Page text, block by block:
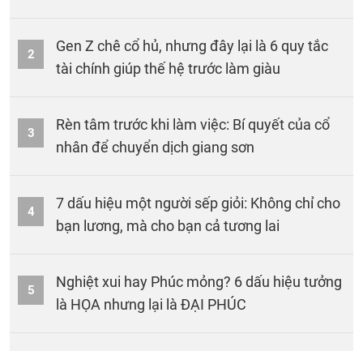
2
Gen Z chê cổ hủ, nhưng đây lại là 6 quy tắc
tài chính giúp thế hệ trước làm giàu
3
Rèn tâm trước khi làm việc: Bí quyết của cổ
nhân để chuyển dịch giang sơn
4
7 dấu hiệu một người sếp giỏi: Không chỉ cho
bạn lương, mà cho bạn cả tương lai
5
Nghiệt xui hay Phúc mỏng? 6 dấu hiệu tưởng
là HỌA nhưng lại là ĐẠI PHÚC